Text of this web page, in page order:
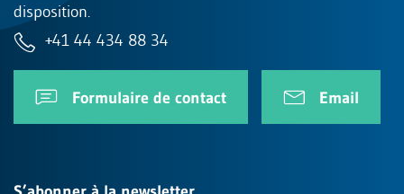
disposition.
+41 44 434 88 34
Formulaire de contact Email